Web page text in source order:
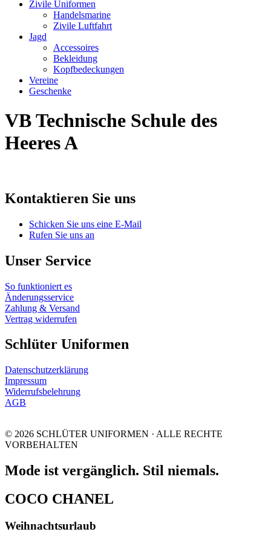
Zivile Uniformen
Handelsmarine
Zivile Luftfahrt
Jagd
Accessoires
Bekleidung
Kopfbedeckungen
Vereine
Geschenke
VB Technische Schule des
Heeres A
Kontaktieren Sie uns
Schicken Sie uns eine E-Mail
Rufen Sie uns an
Unser Service
So funktioniert es
Änderungsservice
Zahlung & Versand
Vertrag widerrufen
Schlüter Uniformen
Datenschutzerklärung
Impressum
Widerrufsbelehrung
AGB
© 2026 SCHLÜTER UNIFORMEN · ALLE RECHTE
VORBEHALTEN
Mode ist vergänglich. Stil niemals.
COCO CHANEL
Weihnachtsurlaub